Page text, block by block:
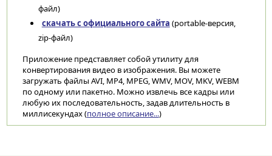
файл)
скачать с официального сайта (portable-версия,
zip-файл)
Приложение представляет собой утилиту для
конвертирования видео в изображения. Вы можете
загружать файлы AVI, MP4, MPEG, WMV, MOV, MKV, WEBM
по одному или пакетно. Можно извлечь все кадры или
любую их последовательность, задав длительность в
миллисекундах (полное описание...)